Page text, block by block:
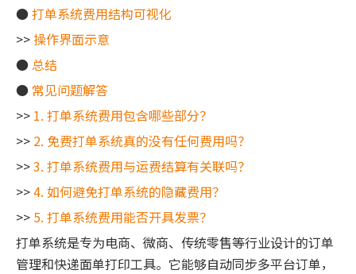
●打单系统费用结构可视化
>> 操作界面示意
● 总结
● 常见问题解答
>> 1. 打单系统费用包含哪些部分？
>> 2. 免费打单系统真的没有任何费用吗？
>>3. 打单系统费用与运费结算有关联吗？
>>4. 如何避免打单系统的隐藏费用？
>> 5. 打单系统费用能否开具发票？
打单系统是专为电商、微商、传统零售等行业设计的订单
管理和快递面单打印工具。它能够自动同步多平台订单，